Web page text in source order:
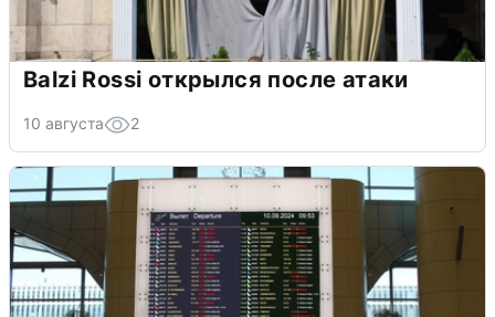
Balzi Rossi открылся после атаки
10 августа 2